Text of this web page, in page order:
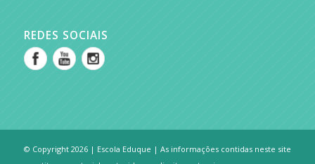
REDES SOCIAIS
© Copyright 2026 | Escola Eduque | As informações contidas neste site